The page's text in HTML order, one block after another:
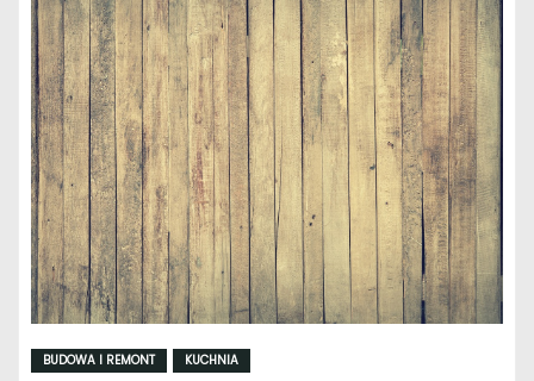
BUDOWA I REMONT KUCHNIA